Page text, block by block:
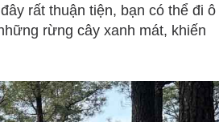
rất thuận tiện, bạn có thể đi ô
rừng cây xanh mát, khiến